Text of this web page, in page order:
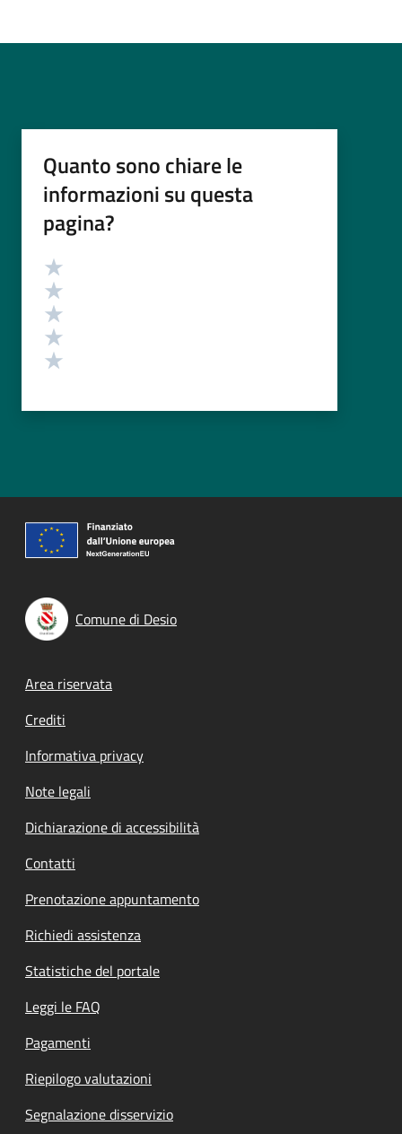
Quanto sono chiare le
informazioni su questa
pagina?
Valutazione
Comune di Desio
Footer menu
Area riservata
Crediti
Informativa privacy
Note legali
Dichiarazione di accessibilità
Contatti
Prenotazione appuntamento
Richiedi assistenza
Statistiche del portale
Leggi le FAQ
Pagamenti
Riepilogo valutazioni
Segnalazione disservizio